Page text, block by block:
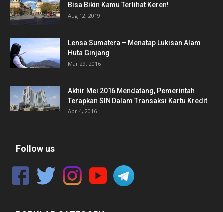
Bisa Bikin Kamu Terlihat Keren!
Aug 12, 2019
Lensa Sumatera – Menatap Lukisan Alam
Huta Ginjang
Mar 29, 2016
Akhir Mei 2016 Mendatang, Pemerintah
Terapkan SIN Dalam Transaksi Kartu Kredit
Apr 4, 2016
Follow us